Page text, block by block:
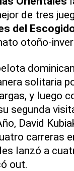
de tres
del
otoño-
solitaria
y luego
segunda
David
carreras
lanzó a
out.